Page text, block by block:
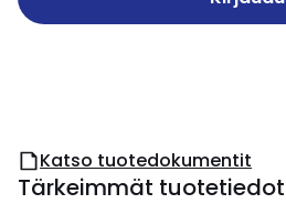
Katso tuotedokumentit
Tärkeimmät tuotetiedot